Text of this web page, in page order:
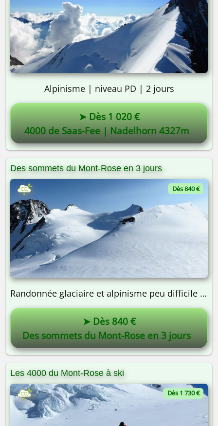
Alpinisme | niveau PD | 2 jours
➤ Dès 1 020 €
4000 de Saas-Fee | Nadelhorn 4327m
Des sommets du Mont-Rose en 3 jours
Dès 840 €
Randonnée glaciaire et alpinisme peu difficile | 3 jours
➤ Dès 840 €
Des sommets du Mont-Rose en 3 jours
Les 4000 du Mont-Rose à ski
Dès 1 730 €